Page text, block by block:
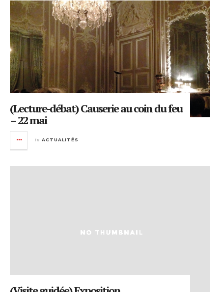
(Lecture-débat) Causerie au coin du feu
– 22 mai
in ACTUALITÉS